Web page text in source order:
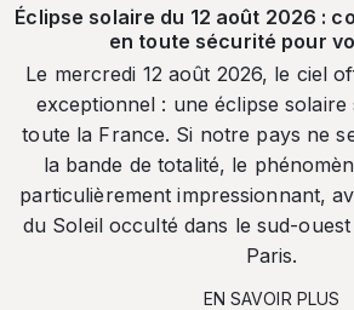
Éclipse solaire du 12 août 2026 :
en toute sécurité pour
Le mercredi 12 août 2026, le ciel
exceptionnel : une éclipse solaire
toute la France. Si notre pays ne
la bande de totalité, le
particulièrement impressionnant,
du Soleil occulté dans le sud-
Paris.
EN SAVOIR PLUS